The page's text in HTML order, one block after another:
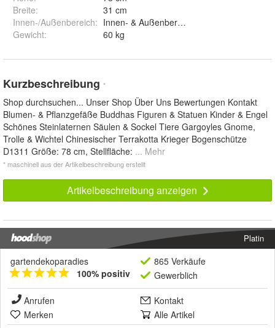
Breite:
31 cm
Innen-/Außenbereich: Innen- & Außenbereich
Gewicht: 60 kg
Kurzbeschreibung *
Shop durchsuchen... Unser Shop Über Uns Bewertungen Kontakt
Blumen- & Pflanzgefäße Buddhas Figuren & Statuen Kinder & Engel
Schönes Steinlaternen Säulen & Sockel Tiere Gargoyles Gnome,
Trolle & Wichtel Chinesischer Terrakotta Krieger Bogenschütze
D1311 Größe: 78 cm, Stellfläche: ... Mehr
* maschinell aus der Artikelbeschreibung erstellt
Artikelbeschreibung anzeigen
Platin
gartendekoparadies
100% positiv
865 Verkäufe
Gewerblich
Anrufen
Kontakt
Merken
Alle Artikel